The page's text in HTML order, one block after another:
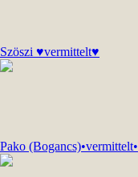
Szöszi ♥vermittelt♥
Pako (Bogancs)•vermittelt•